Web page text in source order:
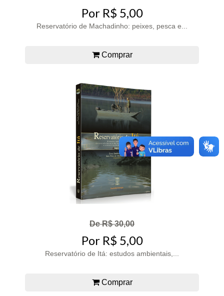
Por R$ 5,00
Reservatório de Machadinho: peixes, pesca e...
Comprar
De R$ 30,00
Por R$ 5,00
Reservatório de Itá: estudos ambientais,...
Comprar